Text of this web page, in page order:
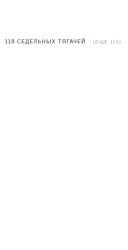
118 СЕДЕЛЬНЫХ ТЯГАЧЕЙ (ЕЩЕ 115)